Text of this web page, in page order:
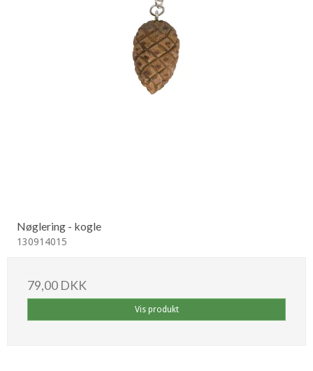
Nøglering - kogle
130914015
79,00 DKK
Vis produkt